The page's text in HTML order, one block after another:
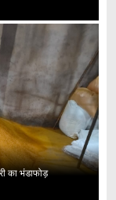
का भंडाफोड़